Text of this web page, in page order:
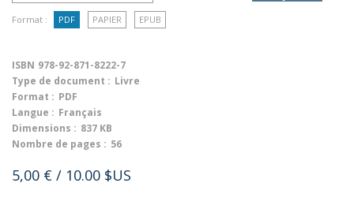
Format : PDF PAPIER EPUB
ISBN 978-92-871-8222-7
Type de document : Livre
Format : PDF
Langue : Français
Dimensions : 837 KB
Nombre de pages : 56
5,00 € / 10.00 $US